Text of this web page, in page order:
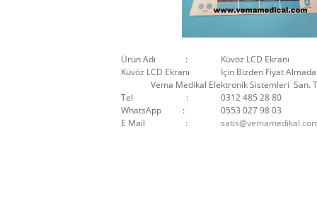
Ürün Adı :
Küvöz LCD Ekranı
Küvöz LCD Ekranı
İçin Bizden Fiyat
Vema Medikal Elektronik Sistemleri San.
Tel :
0312 485 28 80
WhatsApp :
0553 027 98 03
E Mail :